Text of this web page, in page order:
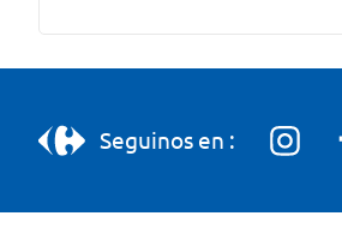
Seguinos en :